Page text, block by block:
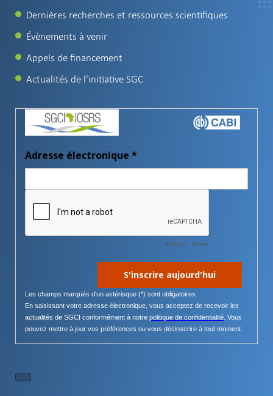
Dernières recherches et ressources scientifiques
Évènements à venir
Appels de financement
Actualités de l'initiative SGC